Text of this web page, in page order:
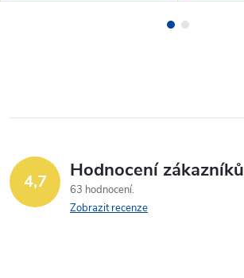
4,7 Hodnocení zákazníků
63 hodnocení
Zobrazit recenze